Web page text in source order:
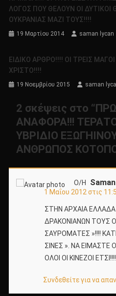
ΛΟΓΟΣ ΠΟΥ ΘΕΛΟΥΝ ΟΙ
ΟΥΚΡΑΝΙΑΣ ΜΑΖΙ ΤΟΥΣ!!!!
19 Μαρτίου 2014 saman lycan
ΕΙΔΙΚΟ ΑΡΘΡΟ!!!! ΟΙ ΤΡΕΙΣ
ΧΡΙΣΤΟ!!!!
19 Νοεμβρίου 2015 saman
2 σκέψεις στο “
ΑΝΑΦΟΡΑ!!!
ΥΒΡΙΔΙΟ
ΑΝΘΡΩΠΟΣ
Ο/Η
1 Μαΐου 2012 στις
ΣΤΗΝ ΑΡΧΑΙΑ ΕΛΛΑΔΑ
ΔΡΑΚΟΝΙΑΝΩΝ ΤΟΥΣ
ΣΑΥΡΟΜΑΤΕΣ »!!!!
ΣΙΝΕΣ ». ΝΑ ΕΙΜΑΣΤΕ
ΟΛΟΙ ΟΙ ΚΙΝΕΖΟΙ ΕΤΣΙ!!!!
Συνδεθείτε για να